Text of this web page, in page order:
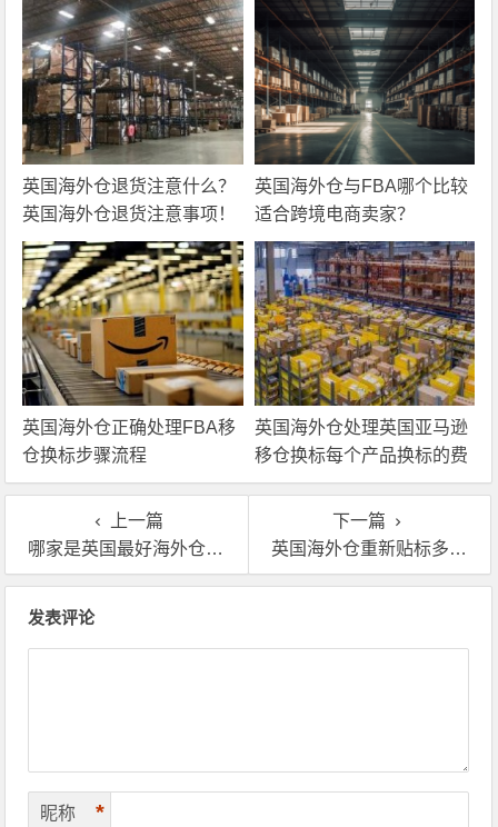
英国海外仓退货注意什么？
英国海外仓退货注意事项！
英国海外仓与FBA哪个比较
适合跨境电商卖家？
英国海外仓正确处理FBA移
仓换标步骤流程
英国海外仓处理英国亚马逊
移仓换标每个产品换标的费
用
上一篇
哪家是英国最好海外仓一件代发平台？
下一篇
英国海外仓重新贴标多少钱?英国海外仓换标价格表曝光
发表评论
昵称 *